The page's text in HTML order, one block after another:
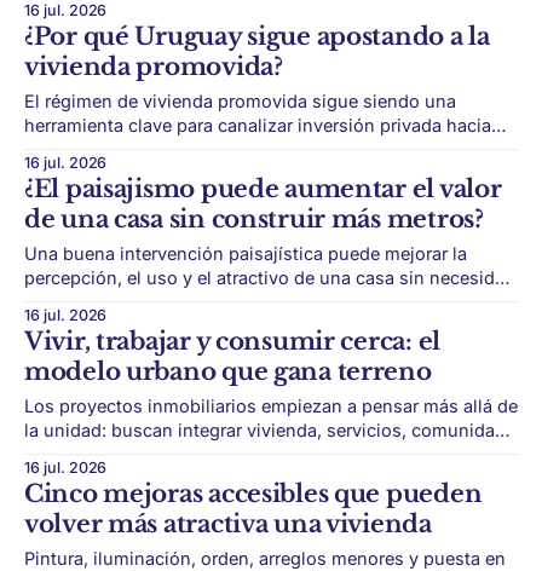
policial y un móvil llegó minutos después. El dato fue
difundido por el periodista Marcelo Gallardo en su cuenta
de X. * No
16 jul. 2026
¿Por qué Uruguay sigue apostando a la
vivienda promovida?
El régimen de vivienda promovida sigue siendo una
herramienta clave para canalizar inversión privada hacia
ampliar la oferta habitacional. Uruguay sigue apostando al
ladrillo como motor de inversión y desarrollo urbano.
Dentro de ese esquema, la vivienda promovida ocupa un
lugar central.
16 jul. 2026
¿El paisajismo puede aumentar el valor
de una casa sin construir más metros?
Una buena intervención paisajística puede mejorar la
percepción, el uso y el atractivo de una casa sin necesidad
siempre crece construyendo más metros. En casas, PH o
unidades con patio, el paisajismo puede convertirse en
una herramienta concreta para mejorar
16 jul. 2026
Vivir, trabajar y consumir cerca: el
modelo urbano que gana terreno
Los proyectos inmobiliarios empiezan a pensar más allá de
la unidad: buscan integrar vivienda, servicios, comunidad,
empieza a correrse de una lógica centrada solo en metros
cuadrados. Cada vez más desarrollos buscan construir
ecosistemas capaces de simplificar la vida cotidiana:
edificios
16 jul. 2026
Cinco mejoras accesibles que pueden
volver más atractiva una vivienda
Pintura, iluminación, orden, arreglos menores y puesta en